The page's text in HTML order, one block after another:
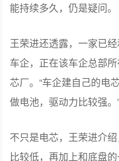
能持续多久，仍是疑问。
王荣进还透露，一家已
车企，正在该车企总部
芯厂。“车企建自己的电
做电池，驱动力比较强。”
不只是电芯，王荣进介
比较低，再加上和底盘